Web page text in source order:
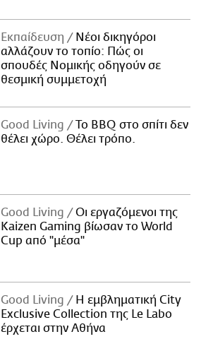
Εκπαίδευση
Νέοι δικηγόροι
αλλάζουν το τοπίο: Πώς οι
σπουδές Νομικής οδηγούν σε
θεσμική συμμετοχή
Good Living
Το BBQ στο σπίτι δεν
θέλει χώρο. Θέλει τρόπο.
Good Living
Οι εργαζόμενοι της
Kaizen Gaming βίωσαν το World
Cup από "μέσα"
Good Living
Η εμβληματική City
Exclusive Collection της Le Labo
έρχεται στην Αθήνα